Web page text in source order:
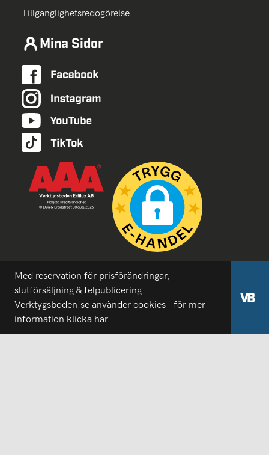
Tillgänglighetsredogörelse
Mina Sidor
Med reservation för prisförändringar,
slutförsäljning & felpublicering
Verktygsboden.se använder cookies - för mer
information klicka här.